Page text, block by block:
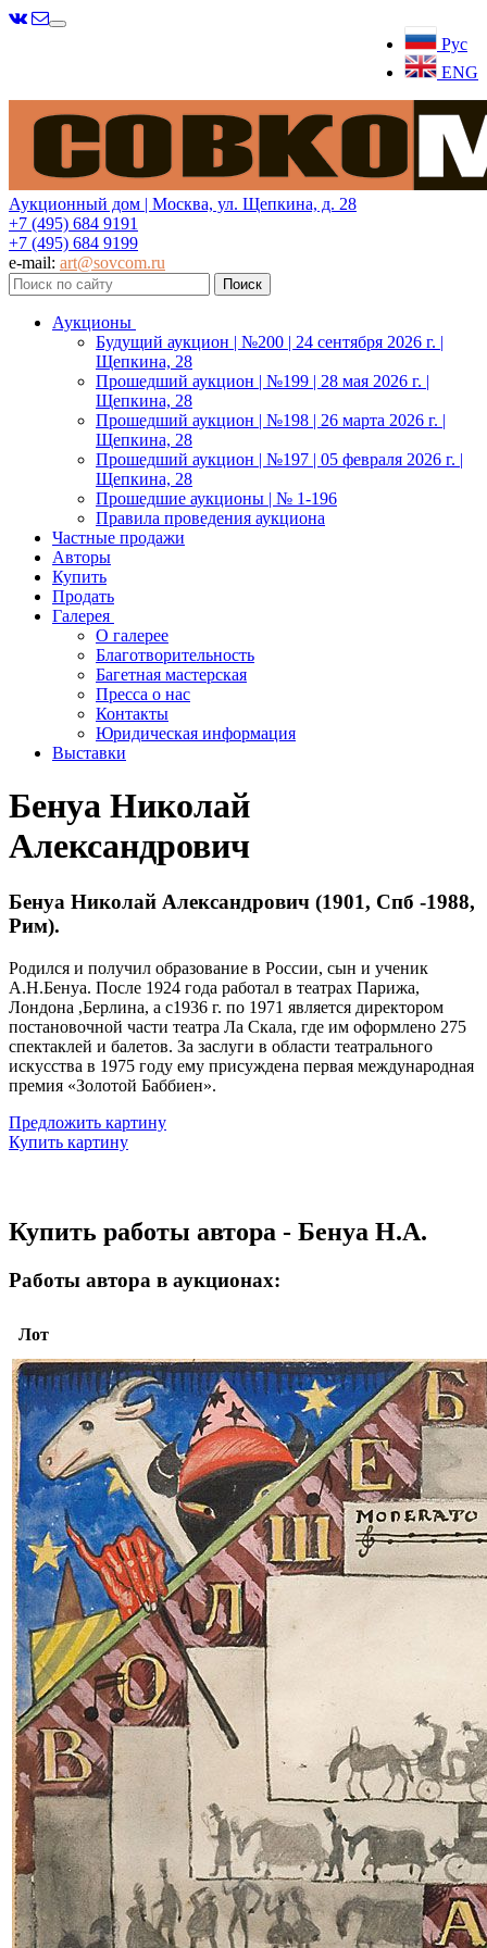
Рус
ENG
Меню
Аукционный дом | Москва, ул. Щепкина, д. 28
+7 (495) 684 9191
+7 (495) 684 9199
e-mail: art@sovcom.ru
Аукционы
Будущий аукцион | №200 | 24 сентября 2026 г. |
Щепкина, 28
Прошедший аукцион | №199 | 28 мая 2026 г. |
Щепкина, 28
Прошедший аукцион | №198 | 26 марта 2026 г. |
Щепкина, 28
Прошедший аукцион | №197 | 05 февраля 2026 г. |
Щепкина, 28
Прошедшие аукционы | № 1-196
Правила проведения аукциона
Частные продажи
Авторы
Купить
Продать
Галерея
О галерее
Благотворительность
Багетная мастерская
Пресса о нас
Контакты
Юридическая информация
Выставки
Бенуа Николай
Александрович
Бенуа Николай Александрович (1901, Спб -1988,
Рим).
Родился и получил образование в России, сын и ученик
А.Н.Бенуа. После 1924 года работал в театрах Парижа,
Лондона ,Берлина, а с1936 г. по 1971 является директором
постановочной части театра Ла Скала, где им оформлено 275
спектаклей и балетов. За заслуги в области театрального
искусства в 1975 году ему присуждена первая международная
премия «Золотой Баббиен».
Предложить картину
Купить картину
Купить работы автора - Бенуа Н.А.
Работы автора в аукционах:
Лот